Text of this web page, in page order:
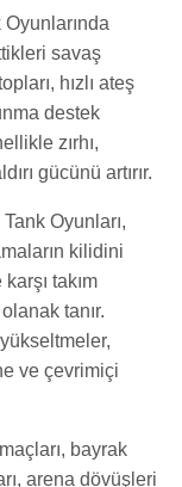
Oyunlarında
savaş
hızlı ateş
destek
zırhı,
gücünü artırır.
Oyunları,
kilidini
takım
tanır.
ve çevrimiçi
bayrak
arena dövüşleri